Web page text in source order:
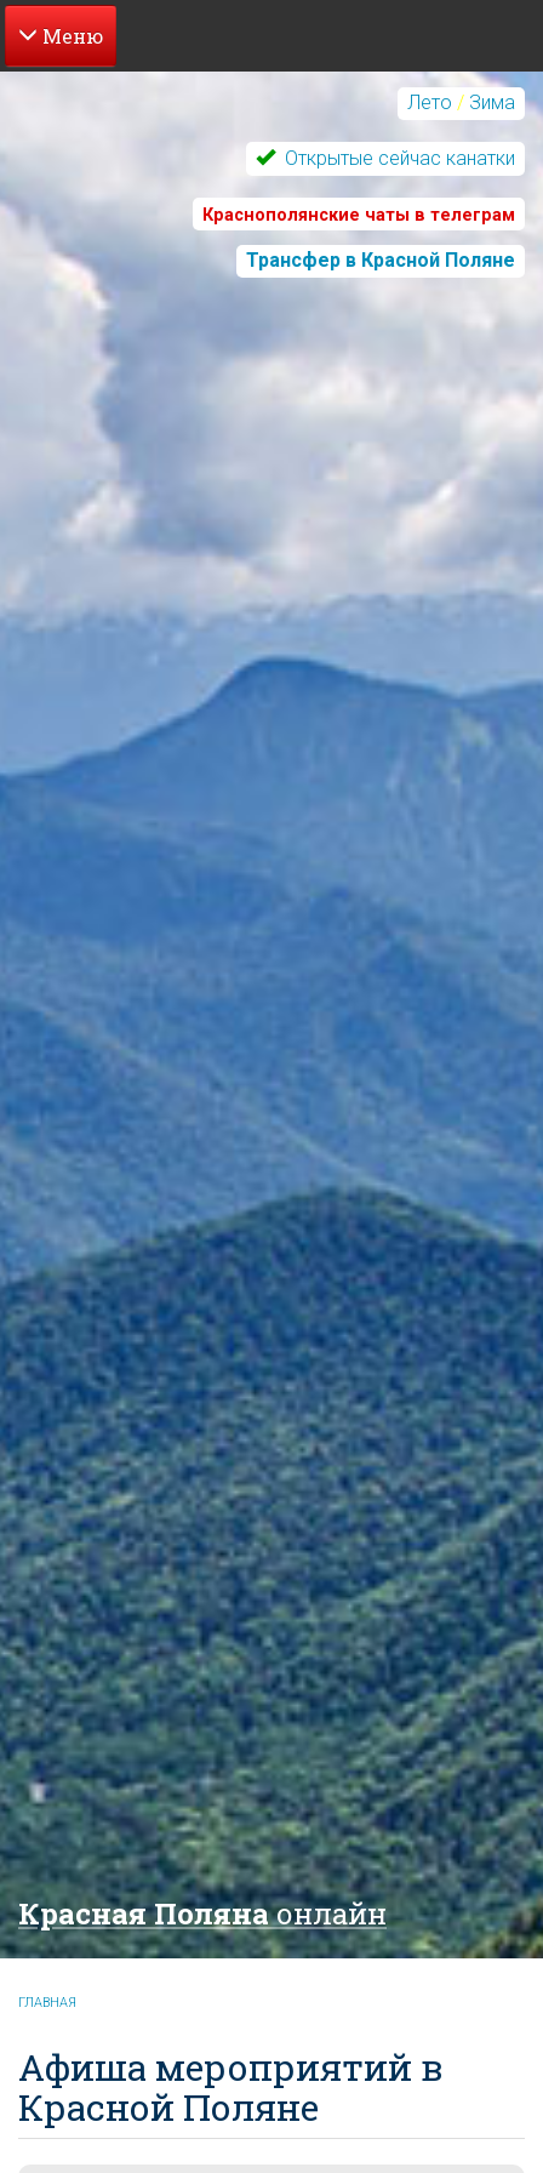
Перейти
содержанию
Лето / Зима
Открытые сейчас канатки
Краснополянские чаты в телеграм
Трансфер в Красной Поляне
Красная Полянаонлайн
ГЛАВНАЯ
Афиша мероприятий в
Красной Поляне